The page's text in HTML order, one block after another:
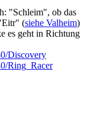
"Schleim", ob das
(siehe Valheim)
es geht in Richtung
Discovery
Ring_Racer